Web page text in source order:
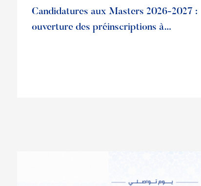
Lire la suite
Candidatures aux Masters 2026-2027 :
ouverture des préinscriptions à